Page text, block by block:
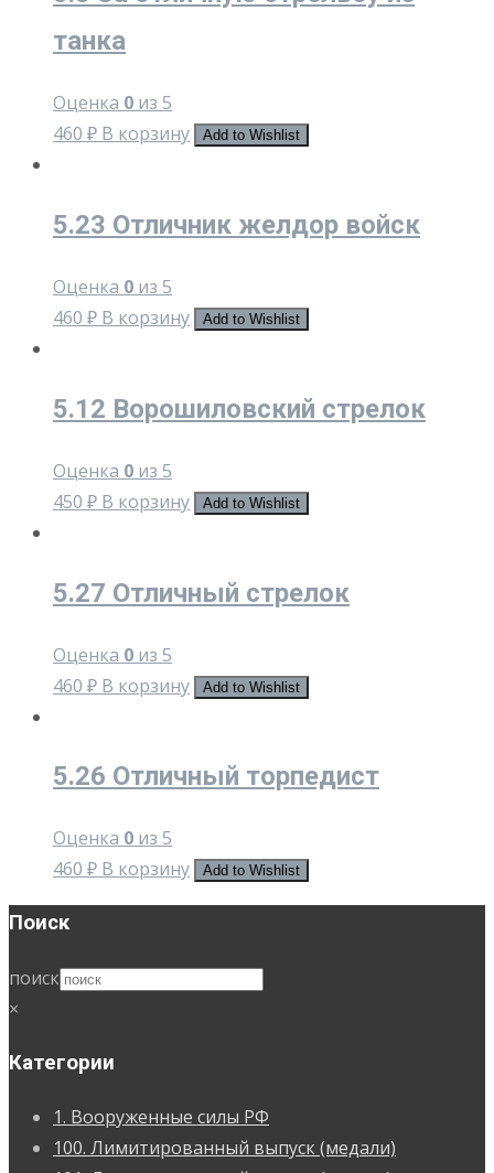
танка
Оценка 0 из 5
460 ₽ В корзину Add to Wishlist
5.23 Отличник желдор войск
Оценка 0 из 5
460 ₽ В корзину Add to Wishlist
5.12 Ворошиловский стрелок
Оценка 0 из 5
450 ₽ В корзину Add to Wishlist
5.27 Отличный стрелок
Оценка 0 из 5
460 ₽ В корзину Add to Wishlist
5.26 Отличный торпедист
Оценка 0 из 5
460 ₽ В корзину Add to Wishlist
Поиск
поиск
×
Категории
1. Вооруженные силы РФ
100. Лимитированный выпуск (медали)